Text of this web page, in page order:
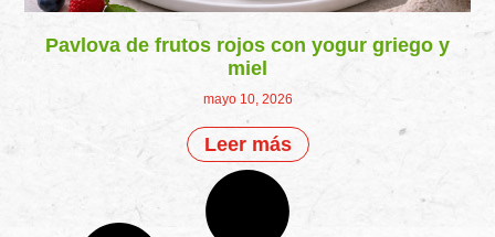
Pavlova de frutos rojos con yogur griego y
miel
mayo 10, 2026
Leer más